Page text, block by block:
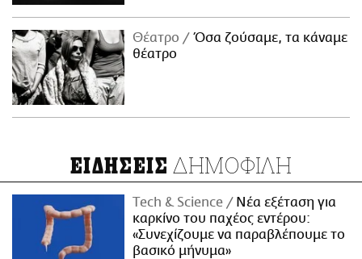
Θέατρο
Όσα ζούσαμε, τα κάναμε
θέατρο
ΕΙΔΗΣΕΙΣ ΔΗΜΟΦΙΛΗ
Τech & Science
Νέα εξέταση για
καρκίνο του παχέος εντέρου:
«Συνεχίζουμε να παραβλέπουμε το
βασικό μήνυμα»